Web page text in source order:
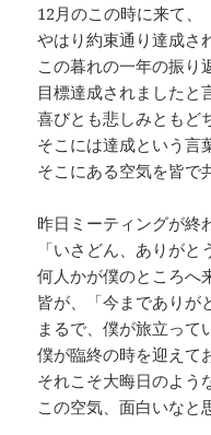
12月のこの時に来て、
やはり約束通り達成さ
この暮れの一年の振り
目標達成されましたと
喜びとも悲しみともど
そこには達成という言
そこにある空気を皆で
昨日ミーティングが終
「いさどん、ありがと
何人かが僕のところへ
皆が、「今までありが
まるで、僕が旅立って
僕が臨終の時を迎えて
それこそ大晦日のよう
この空気、面白いなと